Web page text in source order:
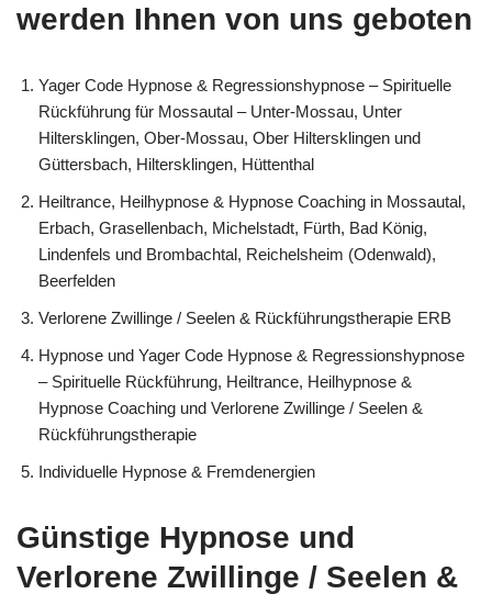
werden Ihnen von uns geboten
Yager Code Hypnose & Regressionshypnose – Spirituelle
Rückführung für Mossautal – Unter-Mossau, Unter
Hiltersklingen, Ober-Mossau, Ober Hiltersklingen und
Güttersbach, Hiltersklingen, Hüttenthal
Heiltrance, Heilhypnose & Hypnose Coaching in Mossautal,
Erbach, Grasellenbach, Michelstadt, Fürth, Bad König,
Lindenfels und Brombachtal, Reichelsheim (Odenwald),
Beerfelden
Verlorene Zwillinge / Seelen & Rückführungstherapie ERB
Hypnose und Yager Code Hypnose & Regressionshypnose
– Spirituelle Rückführung, Heiltrance, Heilhypnose &
Hypnose Coaching und Verlorene Zwillinge / Seelen &
Rückführungstherapie
Individuelle Hypnose & Fremdenergien
Günstige Hypnose und
Verlorene Zwillinge / Seelen &